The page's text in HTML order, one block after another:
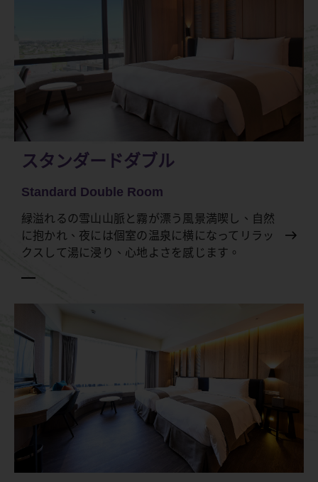
スタンダードダブル
Standard Double Room
緑溢れるの雪山山脈と霧が漂う風景満喫し、自然
に抱かれ、夜には個室の温泉に横になってリラッ
クスして湯に浸り、心地よさを感じます。